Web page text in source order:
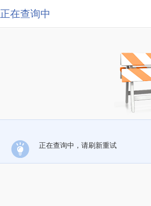
正在查询中
正在查询中，请刷新重试